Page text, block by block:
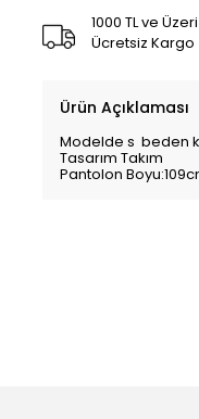
1000 TL ve Üzeri
Ücretsiz Kargo
Ürün Açıklaması
Modelde s beden
Tasarım Takım
Pantolon